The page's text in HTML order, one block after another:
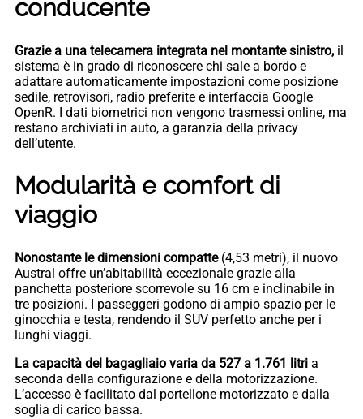
conducente
Grazie a una telecamera integrata nel montante sinistro, il
sistema è in grado di riconoscere chi sale a bordo e
adattare automaticamente impostazioni come posizione
sedile, retrovisori, radio preferite e interfaccia Google
OpenR. I dati biometrici non vengono trasmessi online, ma
restano archiviati in auto, a garanzia della privacy
dell’utente.
Modularità e comfort di
viaggio
Nonostante le dimensioni compatte(4,53 metri), il nuovo
Austral offre un’abitabilità eccezionale grazie alla
panchetta posteriore scorrevole su 16 cm e inclinabile in
tre posizioni. I passeggeri godono di ampio spazio per le
ginocchia e testa, rendendo il SUV perfetto anche per i
lunghi viaggi.
La capacità del bagagliaio varia da 527 a 1.761 litri a
seconda della configurazione e della motorizzazione.
L’accesso è facilitato dal portellone motorizzato e dalla
soglia di carico bassa.